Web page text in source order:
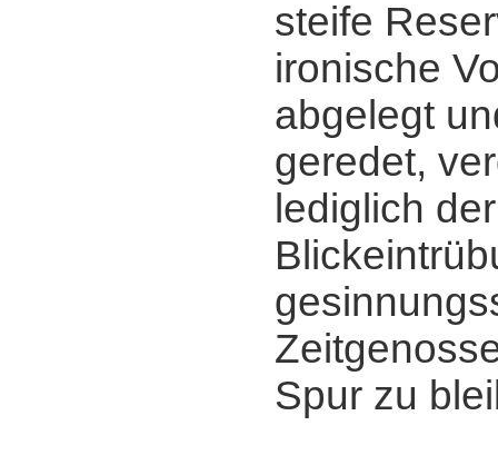
steife
ironische
abgelegt
geredet,
lediglich der
Spur zu